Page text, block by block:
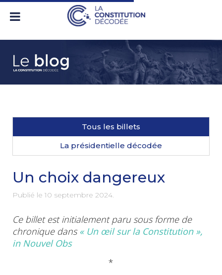
Tous les billets
La présidentielle décodée
Un choix dangereux
Publié le 10 septembre 2024
Ce billet est initialement paru sous forme de
chronique dans « Un œil sur la Constitution »,
in Nouvel Obs
*